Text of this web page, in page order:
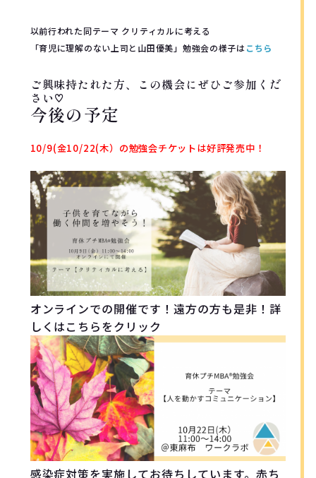
以前行われた同テーマ クリティカルに考える
「育児に理解のない上司と山田優美」勉強会の様子はこちら
ご興味持たれた方、この機会にぜひご参加くだ
さい♡
今後の予定
10/9(金10/22(木）の勉強会チケットは好評発売中！
オンラインでの開催です！遠方の方も是非！詳
しくはこちらをクリック
感染症対策を実施してお待ちしています。赤ち